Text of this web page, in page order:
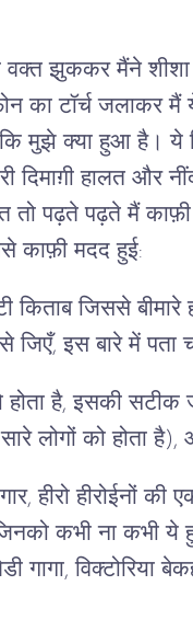
वक्त झुककर मैंने
का टॉर्च जलाकर
मुझे क्या हुआ है। ये
दिमाग़ी हालत और
तो पढ़ते पढ़ते मैं
काफ़ी मदद हुई:
किताब जिससे
जिएँ, इस बारे में पता
होता है, इसकी सटीक
लोगों को होता है),
हीरो हीरोईनों की
कभी ना कभी ये
गागा, विक्टोरिया